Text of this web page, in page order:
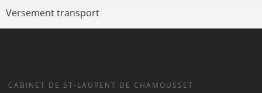
Versement transport
CABINET DE ST-LAURENT DE CHAMOUSSET